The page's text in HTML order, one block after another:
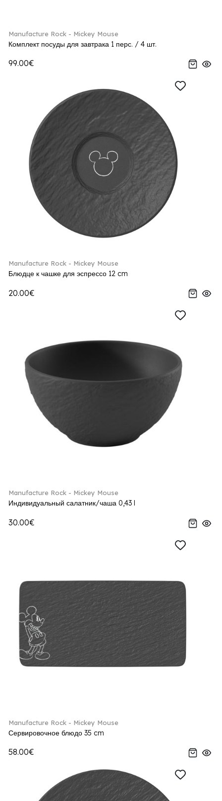
Manufacture Rock - Mickey Mouse
Комплект посуды для завтрака 1 перс. / 4 шт.
99.00€
Manufacture Rock - Mickey Mouse
Блюдце к чашке для эспрессо 12 cm
20.00€
Manufacture Rock - Mickey Mouse
Индивидуальный салатник/чаша 0,43 l
30.00€
Manufacture Rock - Mickey Mouse
Сервировочное блюдо 35 cm
58.00€